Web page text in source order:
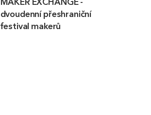
dvoudenní přeshraniční
festival makerů